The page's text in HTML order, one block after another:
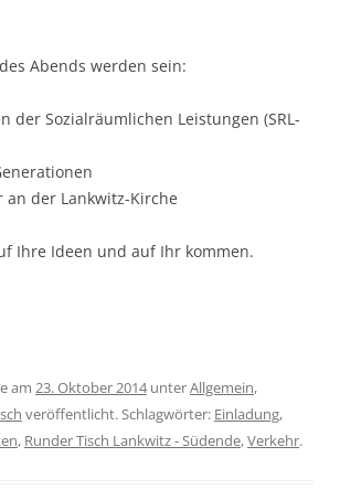
Abends werden sein:
der Sozialräumlichen Leistungen (SRL-
an der Lankwitz-Kirche
Ihre Ideen und auf Ihr kommen.
am 23. Oktober 2014unterAllgemein,
veröffentlicht. Schlagwörter: Einladung,
, Runder Tisch Lankwitz - Südende,Verkehr.